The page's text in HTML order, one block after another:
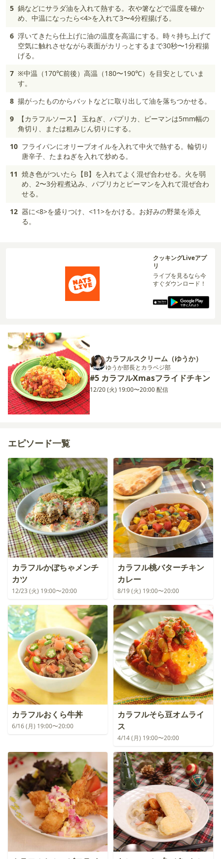
5 鍋などにサラダ油を入れて熱する。衣や箸などで温度を確か
め、中温になったら<4>を入れて3〜4分程揚げる。
6 浮いてきたら仕上げに油の温度を高温にする。時々持ち上げて
空気に触れさせながら表面がカリっとするまで30秒〜1分程揚
げる。
7 ※中温（170℃前後）高温（180〜190℃）を目安としていま
す。
8 揚がったものからバットなどに取り出して油を落ちつかせる。
9
【カラフルソース】 玉ねぎ、パプリカ、ピーマンは5mm幅の
角切り、または粗みじん切りにする。
10 フライパンにオリーブオイルを入れて中火で熱する。輪切り
唐辛子、たまねぎを入れて炒める。
11 焼き色がついたら【B】を入れてよく混ぜ合わせる。火を弱
め、2〜3分程煮込み、パプリカとピーマンを入れて混ぜ合わ
せる。
12 器に<8>を盛りつけ、<11>をかける。お好みの野菜を添え
る。
クッキングLiveアプ
リ
ライブを見るなら今
すぐダウンロード！
カラフルスクリーム（ゆうか）
ゆうか部長とカラベジ部
#5 カラフルXmasフライドチキン
12/20 (火) 19:00〜20:00 配信
エピソード一覧
カラフルかぼちゃメンチ
カツ
12/23 (火) 19:00〜20:00
カラフル桃バターチキン
カレー
8/19 (火) 19:00〜20:00
カラフルおくら牛丼
6/16 (月) 19:00〜20:00
カラフルそら豆オムライ
ス
4/14 (月) 19:00〜20:00